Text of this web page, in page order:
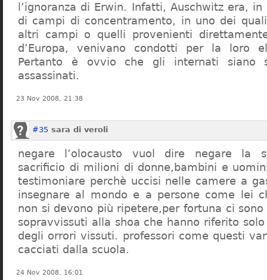
l’ignoranza di Erwin. Infatti, Auschwitz era,
di campi di concentramento, in uno dei
altri campi o quelli provenienti
d’Europa, venivano condotti per la loro
Pertanto è ovvio che gli internati siano
assassinati.
23 Nov 2008, 21:38
#35 sara di veroli
negare l’olocausto vuol dire negare la
sacrificio di milioni di donne,bambini e
testimoniare perchè uccisi nelle camere a
insegnare al mondo e a persone come lei
non si devono più ripetere,per fortuna ci
sopravvissuti alla shoa che hanno riferito
degli orrori vissuti. professori come questi
cacciati dalla scuola.
24 Nov 2008, 16:01